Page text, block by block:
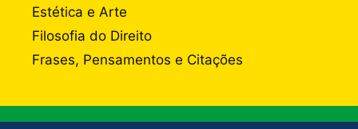
Estética e Arte
Filosofia do Direito
Frases, Pensamentos e Citações